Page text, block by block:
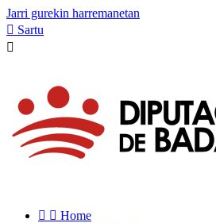
Jarri gurekin harremanetan
 Sartu

  Home